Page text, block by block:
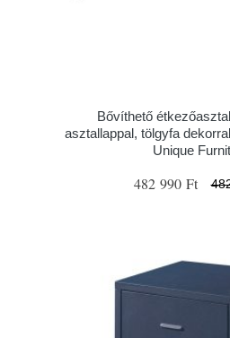
Bővíthető
asztallappal, tölgyfa
Unique
482 990 Ft